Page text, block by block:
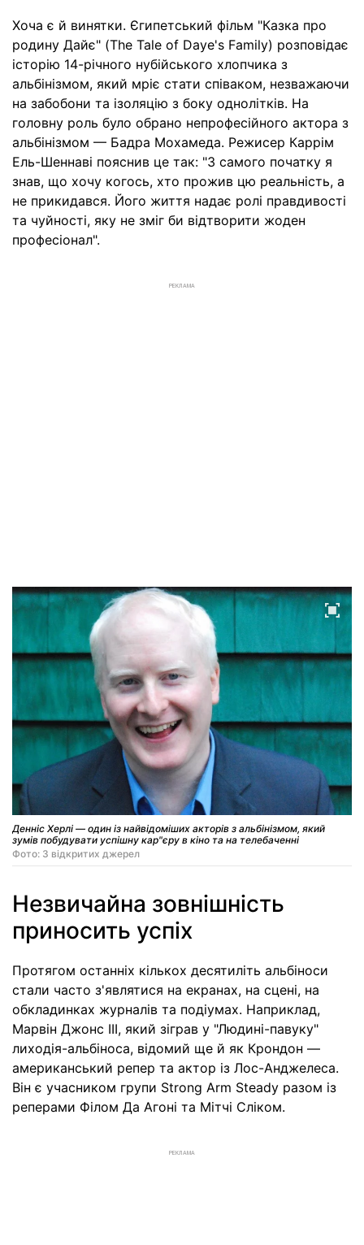
Хоча є й винятки. Єгипетський фільм "Казка про
родину Дайє" (The Tale of Daye's Family) розповідає
історію 14-річного нубійського хлопчика з
альбінізмом, який мріє стати співаком, незважаючи
на забобони та ізоляцію з боку однолітків. На
головну роль було обрано непрофесійного актора з
альбінізмом — Бадра Мохамеда. Режисер Каррім
Ель-Шеннаві пояснив це так: "З самого початку я
знав, що хочу когось, хто прожив цю реальність, а
не прикидався. Його життя надає ролі правдивості
та чуйності, яку не зміг би відтворити жоден
професіонал".
РЕКЛАМА
Денніс Херлі — один із найвідоміших акторів з альбінізмом, який
зумів побудувати успішну кар"єру в кіно та на телебаченні
Фото: З відкритих джерел
Незвичайна зовнішність
приносить успіх
Протягом останніх кількох десятиліть альбіноси
стали часто з'являтися на екранах, на сцені, на
обкладинках журналів та подіумах. Наприклад,
Марвін Джонс III, який зіграв у "Людині-павуку"
лиходія-альбіноса, відомий ще й як Крондон —
американський репер та актор із Лос-Анджелеса.
Він є учасником групи Strong Arm Steady разом із
реперами Філом Да Агоні та Мітчі Сліком.
РЕКЛАМА